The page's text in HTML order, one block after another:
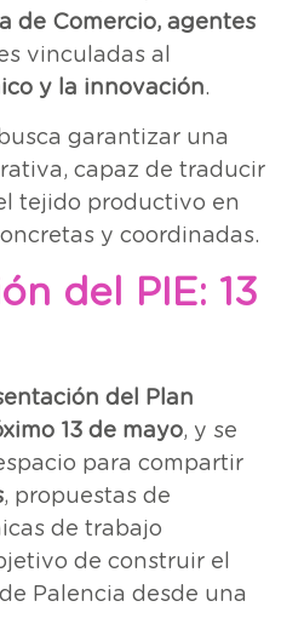
de Comercio, agentes
vinculadas al
y la innovación.
garantizar una
capaz de traducir
tejido productivo en
y coordinadas.
del PIE: 13
del Plan
13 de mayo, y se
para compartir
, propuestas de
de trabajo
de construir el
Palencia desde una